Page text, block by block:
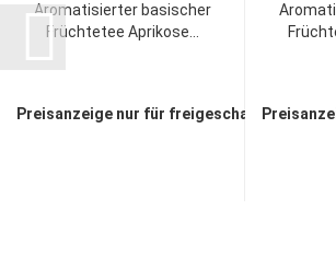
Aromatisierter basischer
Früchtetee Aprikose...
Preisanzeige nur für freigeschaltete